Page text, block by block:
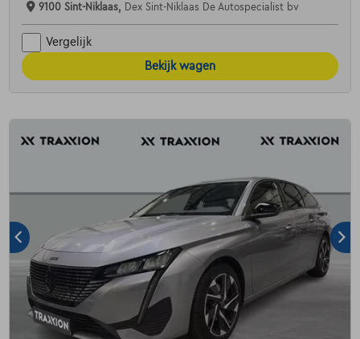
9100 Sint-Niklaas, Dex Sint-Niklaas De Autospecialist bv
Vergelijk
Bekijk wagen